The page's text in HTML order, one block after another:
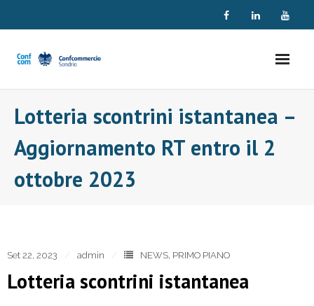
Lotteria scontrini istantanea –
Aggiornamento RT entro il 2
ottobre 2023
Set 22, 2023 admin NEWS, PRIMO PIANO
Lotteria scontrini istantanea